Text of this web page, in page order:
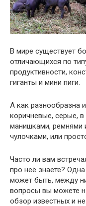
В мире существует
отличающихся по
продуктивности,
гиганты и мини пиги.
А как разнообразна
коричневые, серые,
манишками, ремнями
чулочками, или
Часто ли вам
про неё знаете?
может быть, между
вопросы вы можете
обзор известных и